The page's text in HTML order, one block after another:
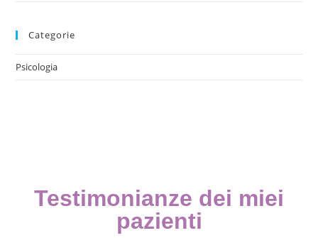
Categorie
Psicologia
Testimonianze dei miei
pazienti